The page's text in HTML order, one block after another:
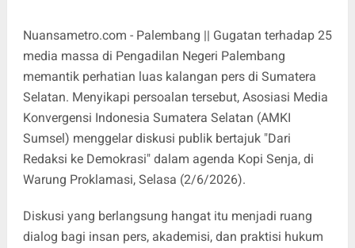
Nuansametro.com - Palembang || Gugatan terhadap 25
media massa di Pengadilan Negeri Palembang
memantik perhatian luas kalangan pers di Sumatera
Selatan. Menyikapi persoalan tersebut, Asosiasi Media
Konvergensi Indonesia Sumatera Selatan (AMKI
Sumsel) menggelar diskusi publik bertajuk "Dari
Redaksi ke Demokrasi" dalam agenda Kopi Senja, di
Warung Proklamasi, Selasa (2/6/2026).
Diskusi yang berlangsung hangat itu menjadi ruang
dialog bagi insan pers, akademisi, dan praktisi hukum